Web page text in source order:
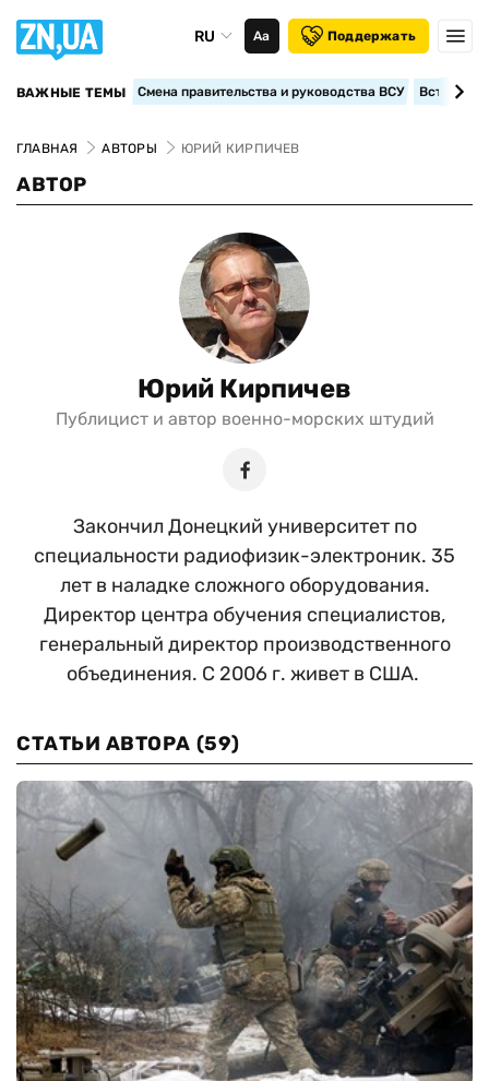
RU Аа Поддержать
ВАЖНЫЕ ТЕМЫ Смена правительства и руководства ВСУ
ГЛАВНАЯ АВТОРЫ ЮРИЙ КИРПИЧЕВ
АВТОР
Юрий Кирпичев
Публицист и автор военно-морских штудий
Закончил Донецкий университет по
специальности радиофизик-электроник. 35
лет в наладке сложного оборудования.
Директор центра обучения специалистов,
генеральный директор производственного
объединения. С 2006 г. живет в США.
СТАТЬИ АВТОРА (59)